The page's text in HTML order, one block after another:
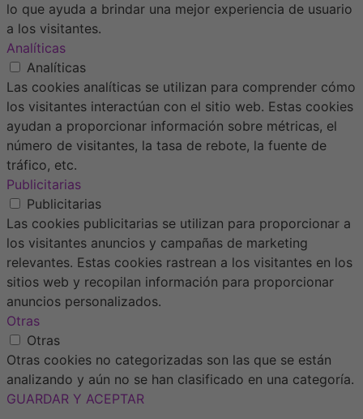
lo que ayuda a brindar una mejor experiencia de usuario
a los visitantes.
Analíticas
Analíticas
Las cookies analíticas se utilizan para comprender cómo
los visitantes interactúan con el sitio web. Estas cookies
ayudan a proporcionar información sobre métricas, el
número de visitantes, la tasa de rebote, la fuente de
tráfico, etc.
Publicitarias
Publicitarias
Las cookies publicitarias se utilizan para proporcionar a
los visitantes anuncios y campañas de marketing
relevantes. Estas cookies rastrean a los visitantes en los
sitios web y recopilan información para proporcionar
anuncios personalizados.
Otras
Otras
Otras cookies no categorizadas son las que se están
analizando y aún no se han clasificado en una categoría.
GUARDAR Y ACEPTAR